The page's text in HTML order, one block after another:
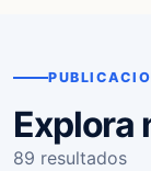
Explora
89 resultados